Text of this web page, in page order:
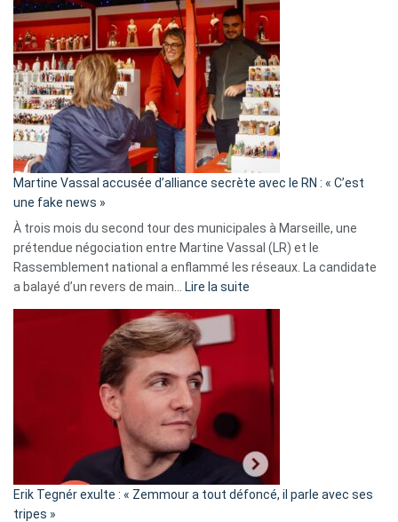
Algérie
Martine Vassal accusée d’alliance secrète avec le RN : « C’est
une fake news »
À trois mois du second tour des municipales à Marseille, une
prétendue négociation entre Martine Vassal (LR) et le
Rassemblement national a enflammé les réseaux. La candidate
a balayé d’un revers de main…
Lire la suite
d’alliance
secrète
«
C’est
Erik Tegnér exulte : « Zemmour a tout défoncé, il parle avec ses
tripes »